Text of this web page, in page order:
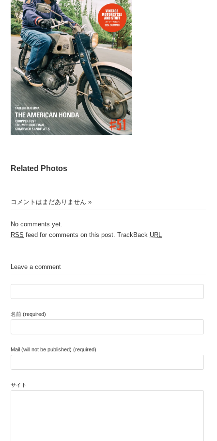
Related Photos
コメントはまだありません»
No comments yet.
RSS feed for comments on this post. TrackBack URL
Leave a comment
名前 (required)
Mail (will not be published) (required)
サイト